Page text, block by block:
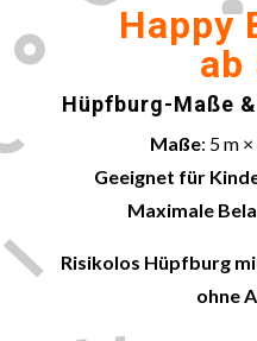
Happy
ab
Hüpfburg-Maße
Maße: 5 m
Geeignet für
Maximale
Risikolos Hüpfburg
ohne